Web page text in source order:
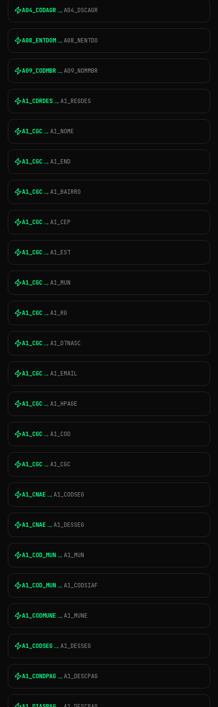
A04_CODAGR→A04_DSCAGR
A08_ENTDOM→A08_NENTDO
A09_CODMBR→A09_NOMMBR
A1_CDRDES→A1_REGDES
A1_CGC→A1_NOME
A1_CGC→A1_END
A1_CGC→A1_BAIRRO
A1_CGC→A1_CEP
A1_CGC→A1_EST
A1_CGC→A1_MUN
A1_CGC→A1_RG
A1_CGC→A1_DTNASC
A1_CGC→A1_EMAIL
A1_CGC→A1_HPAGE
A1_CGC→A1_COD
A1_CGC→A1_CGC
A1_CNAE→A1_CODSEG
A1_CNAE→A1_DESSEG
A1_COD_MUN→A1_MUN
A1_COD_MUN→A1_CODSIAF
A1_CODMUNE→A1_MUNE
A1_CODSEG→A1_DESSEG
A1_CONDPAG→A1_DESCPAG